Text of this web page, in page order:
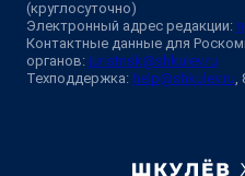
(круглосуточно)
Электронный адрес редакции:
Контактные данные для
органов: juristnsk@shkulev.ru
Техподдержка: help@shkulev.ru,